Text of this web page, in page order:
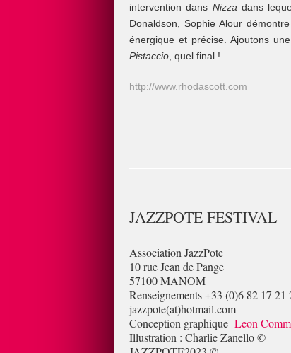
intervention dans Nizza dans
Donaldson, Sophie Alour
énergique et précise. Ajoutons
Pistaccio , quel final !
http://www.rhodascott.com
JAZZPOTE FESTIVAL
Association JazzPote
10 rue Jean de Pange
57100 MANOM
Renseignements +33 (0)6 82 17 21
jazzpote(at)hotmail.com
Conception graphique Leon
Illustration : Charlie Zanello ©